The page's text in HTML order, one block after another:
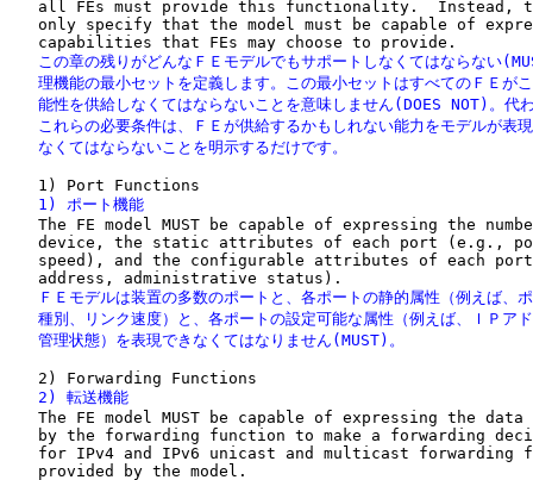
all FEs must provide this functionality.  Instead,
only specify that the model must be capable of
この章の残りがどんなＦＥモデルでもサポートしなくてはならない
理機能の最小セットを定義します。この最小セットはすべてのＦＥが
能性を供給しなくてはならないことを意味しません(DOES NOT)。代
これらの必要条件は、ＦＥが供給するかもしれない能力をモデルが表
   なくてはならないことを明示するだけです。
   1) ポート機能
The FE model MUST be capable of expressing the
device, the static attributes of each port (e.g.,
speed), and the configurable attributes of each
ＦＥモデルは装置の多数のポートと、各ポートの静的属性（例えば、
種別、リンク速度）と、各ポートの設定可能な属性（例えば、ＩＰア
   管理状態）を表現できなくてはなりません(MUST)。
   2) 転送機能
The FE model MUST be capable of expressing the
by the forwarding function to make a forwarding
for IPv4 and IPv6 unicast and multicast forwarding